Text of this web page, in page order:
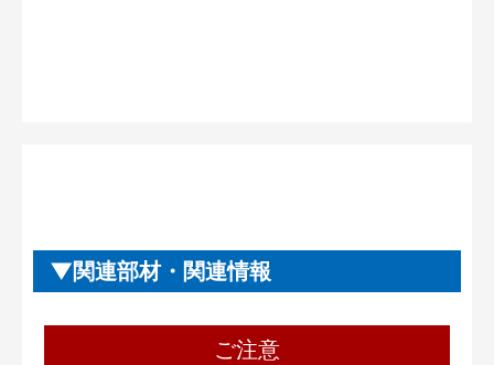
関連部材・関連情報
ご注意